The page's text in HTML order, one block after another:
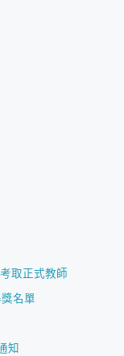
取正式教師
名單
知